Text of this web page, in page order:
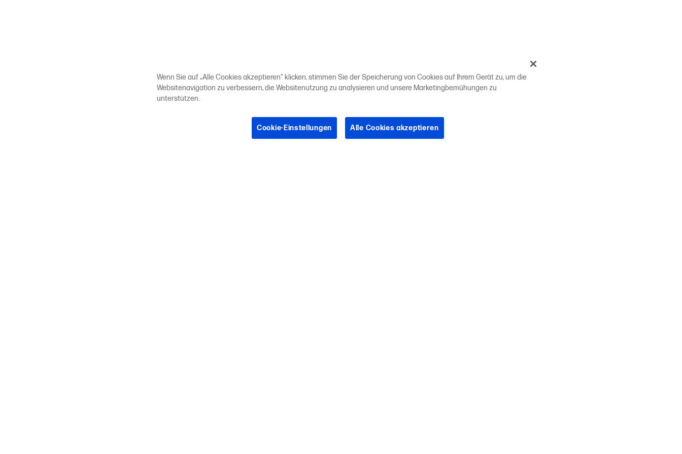
Wenn Sie auf „Alle Cookies akzeptieren“ klicken, stimmen Sie der Speicherung von Cookies auf Ihrem Gerät zu, um die
Websitenavigation zu verbessern, die Websitenutzung zu analysieren und unsere Marketingbemühungen zu
unterstützen.
Cookie-Einstellungen Alle Cookies akzeptieren